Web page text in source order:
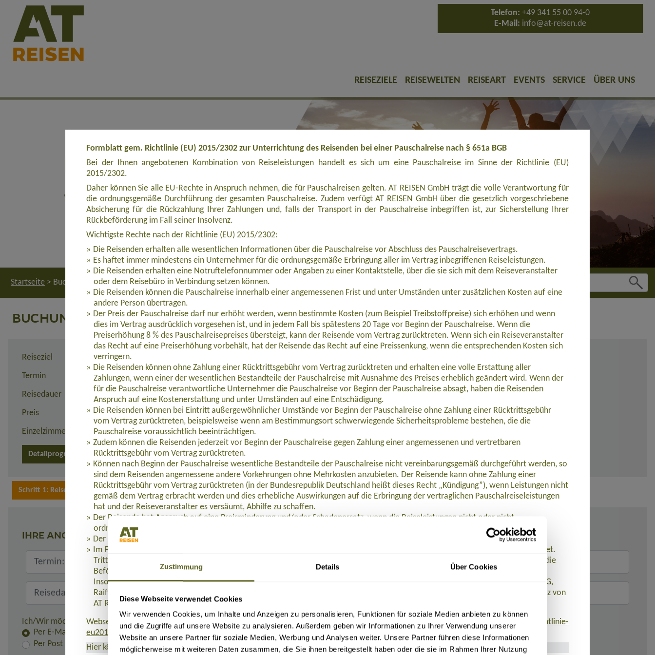
Zustimmung Details Über Cookies
Diese Webseite verwendet Cookies
Wir verwenden Cookies, um Inhalte und Anzeigen zu personalisieren, Funktionen für soziale Medien anbieten zu können
und die Zugriffe auf unsere Website zu analysieren. Außerdem geben wir Informationen zu Ihrer Verwendung unserer
Website an unsere Partner für soziale Medien, Werbung und Analysen weiter. Unsere Partner führen diese Informationen
möglicherweise mit weiteren Daten zusammen, die Sie ihnen bereitgestellt haben oder die sie im Rahmen Ihrer Nutzung
Telefon: +49 341 55 00 94-0
E-Mail: info@at-reisen.de
REISEZIELE REISEWELTEN REISEART EVENTS SERVICE ÜBER UNS
Startseite > Buchung
BUCHUNG
Reiseziel Kilimandscharo Besteigung - Machame Route (8 Tage Reise) (AFTZIN002)
Termin individuell
Reisedauer individuell
Preis 2.890,00 Euro zzgl. Flug
Einzelzimmerzuschlag 175,00 Euro
Detailprogramm 2026
IHRE ANGABEN
Ich/Wir möchte(n) die Rechnung und alle Unterlagen erhalten:
Per E-Mail
Per Post
Formblatt gem. Richtlinie (EU) 2015/2302 zur Unterrichtung des Reisenden bei einer Pauschalreise nach § 651a BGB
Bei der Ihnen angebotenen Kombination von Reiseleistungen handelt es sich um eine Pauschalreise im Sinne der Richtlinie (EU)
2015/2302.
Daher können Sie alle EU-Rechte in Anspruch nehmen, die für Pauschalreisen gelten. AT REISEN GmbH trägt die volle Verantwortung für
die ordnungsgemäße Durchführung der gesamten Pauschalreise. Zudem verfügt AT REISEN GmbH über die gesetzlich vorgeschriebene
Absicherung für die Rückzahlung Ihrer Zahlungen und, falls der Transport in der Pauschalreise inbegriffen ist, zur Sicherstellung Ihrer
Rückbeförderung im Fall seiner Insolvenz.
Wichtigste Rechte nach der Richtlinie (EU) 2015/2302:
Die Reisenden erhalten alle wesentlichen Informationen über die Pauschalreise vor Abschluss des Pauschalreisevertrags.
Es haftet immer mindestens ein Unternehmer für die ordnungsgemäße Erbringung aller im Vertrag inbegriffenen Reiseleistungen.
Die Reisenden erhalten eine Notruftelefonnummer oder Angaben zu einer Kontaktstelle, über die sie sich mit dem Reiseveranstalter
oder dem Reisebüro in Verbindung setzen können.
Die Reisenden können die Pauschalreise innerhalb einer angemessenen Frist und unter Umständen unter zusätzlichen Kosten auf eine
andere Person übertragen.
Der Preis der Pauschalreise darf nur erhöht werden, wenn bestimmte Kosten (zum Beispiel Treibstoffpreise) sich erhöhen und wenn
dies im Vertrag ausdrücklich vorgesehen ist, und in jedem Fall bis spätestens 20 Tage vor Beginn der Pauschalreise. Wenn die
Preiserhöhung 8 % des Pauschalreisepreises übersteigt, kann der Reisende vom Vertrag zurücktreten. Wenn sich ein Reiseveranstalter
das Recht auf eine Preiserhöhung vorbehält, hat der Reisende das Recht auf eine Preissenkung, wenn die entsprechenden Kosten sich
verringern.
Die Reisenden können ohne Zahlung einer Rücktrittsgebühr vom Vertrag zurücktreten und erhalten eine volle Erstattung aller
Zahlungen, wenn einer der wesentlichen Bestandteile der Pauschalreise mit Ausnahme des Preises erheblich geändert wird. Wenn der
für die Pauschalreise verantwortliche Unternehmer die Pauschalreise vor Beginn der Pauschalreise absagt, haben die Reisenden
Anspruch auf eine Kostenerstattung und unter Umständen auf eine Entschädigung.
Die Reisenden können bei Eintritt außergewöhnlicher Umstände vor Beginn der Pauschalreise ohne Zahlung einer Rücktrittsgebühr
vom Vertrag zurücktreten, beispielsweise wenn am Bestimmungsort schwerwiegende Sicherheitsprobleme bestehen, die die
Pauschalreise voraussichtlich beeinträchtigen.
Zudem können die Reisenden jederzeit vor Beginn der Pauschalreise gegen Zahlung einer angemessenen und vertretbaren
Rücktrittsgebühr vom Vertrag zurücktreten.
Können nach Beginn der Pauschalreise wesentliche Bestandteile der Pauschalreise nicht vereinbarungsgemäß durchgeführt werden, so
sind dem Reisenden angemessene andere Vorkehrungen ohne Mehrkosten anzubieten. Der Reisende kann ohne Zahlung einer
Rücktrittsgebühr vom Vertrag zurücktreten (in der Bundesrepublik Deutschland heißt dieses Recht „Kündigung”), wenn Leistungen nicht
gemäß dem Vertrag erbracht werden und dies erhebliche Auswirkungen auf die Erbringung der vertraglichen Pauschalreiseleistungen
hat und der Reiseveranstalter es versäumt, Abhilfe zu schaffen.
Der Reisende hat Anspruch auf eine Preisminderung und/oder Schadenersatz, wenn die Reiseleistungen nicht oder nicht
ordnungsgemäß erbracht werden.
Der Reiseveranstalter leistet dem Reisenden Beistand, wenn dieser sich in Schwierigkeiten befindet.
Im Fall der Insolvenz des Reiseveranstalters oder in einigen Mitgliedstaaten des Reisevermittlers werden Zahlungen zurückerstattet.
Tritt die Insolvenz des Reiseveranstalters oder, sofern einschlägig, des Reisevermittlers nach Beginn der Pauschalreise ein und ist die
Beförderung Bestandteil der Pauschalreise, so wird die Rückbeförderung der Reisenden gewährleistet. AT REISEN GmbH hat eine
Insolvenzabsicherung mit R+V Allgemeine Versicherung AG abgeschlossen. Die Reisenden können R+V Allgemeine Versicherung AG,
Raiffeisenplatz 1, 65189 Wiesbaden, Tel. 0611 533 5859, info@ruv.de kontaktieren, wenn ihnen Leistungen aufgrund der Insolvenz von
AT REISEN GmbH verweigert werden.
Webseite, auf der die Richtlinie (EU) 2015/2302 in der in das nationale Recht umgesetzten Form zu finden ist:
www.umsetzung-richtlinie-
eu2015-2302.de
Hier können Sie das Formblattals PDF herunterladen.